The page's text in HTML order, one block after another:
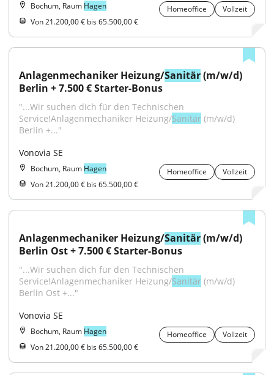
Bochum, Raum Hagen Homeoffice
Vollzeit
Von 21.200,00 € bis 65.500,00 €
Anlagenmechaniker Heizung/Sanitär (m/w/d)
Berlin + 7.500 € Starter-Bonus
"...Wir suchen dich für den Technischen
Service!Anlagenmechaniker Heizung/Sanitär (m/w/d)
Berlin +..."
Vonovia SE
Bochum, Raum Hagen Homeoffice
Vollzeit
Von 21.200,00 € bis 65.500,00 €
Anlagenmechaniker Heizung/Sanitär (m/w/d)
Berlin Ost + 7.500 € Starter-Bonus
"...Wir suchen dich für den Technischen
Service!Anlagenmechaniker Heizung/Sanitär (m/w/d)
Berlin Ost +..."
Vonovia SE
Bochum, Raum Hagen Homeoffice
Vollzeit
Von 21.200,00 € bis 65.500,00 €